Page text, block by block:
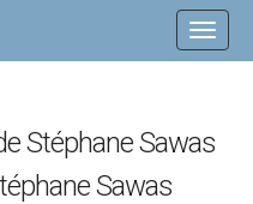
Stéphane Sawas
Sawas